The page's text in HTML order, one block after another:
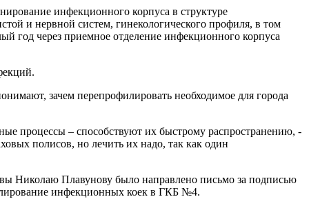
инфекционного корпуса в структуре
и нервной систем, гинекологического профиля, в том
год через приемное отделение инфекционного корпуса
зачем перепрофилировать необходимое для города
процессы – способствуют их быстрому распространению, -
полисов, но лечить их надо, так как один
Николаю Плавунову было направлено письмо за подписью
инфекционных коек в ГКБ №4.